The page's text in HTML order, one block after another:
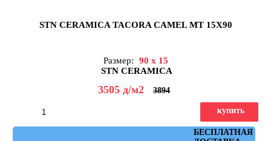
STN CERAMICA TACORA CAMEL MT 15X90
Размер:
90 x 15
STN CERAMICA
3505 д/м2 3894
БЕСПЛАТНАЯ
купить